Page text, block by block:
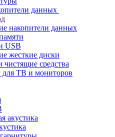
данных
накопители данных
USB
жесткие диски
чистящие средства
ТВ и мониторов
акустика